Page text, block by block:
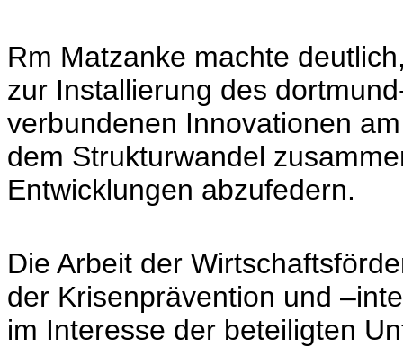
Rm Matzanke machte
zur Installierung des
verbundenen Innovationen
dem Strukturwandel
Entwicklungen abzufedern.
Die Arbeit der
der Krisenprävention und
im Interesse der beteiligten